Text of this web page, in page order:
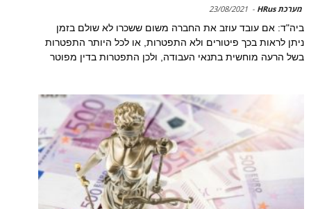
מערכת HRus -
23/08/2021
ביה"ד: אם עובד עוזב את החברה משום ששכרו לא שולם בזמן
ניתן לראות בכך פיטורים ולא התפטרות, או לכל היותר התפטרות
בשל הרעה מוחשית בתנאי העבודה, ולכן התפטרות בדין מפוטר